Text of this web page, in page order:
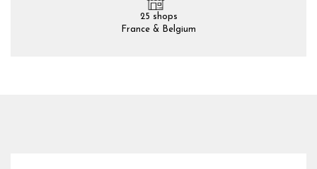
25 shops
France & Belgium